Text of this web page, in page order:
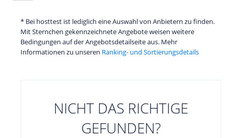
* Bei hosttest ist lediglich eine Auswahl von Anbietern zu finden.
Mit Sternchen gekennzeichnete Angebote weisen weitere
Bedingungen auf der Angebotsdetailseite aus. Mehr
Informationen zu unseren Ranking- und Sortierungsdetails
NICHT DAS RICHTIGE
GEFUNDEN?